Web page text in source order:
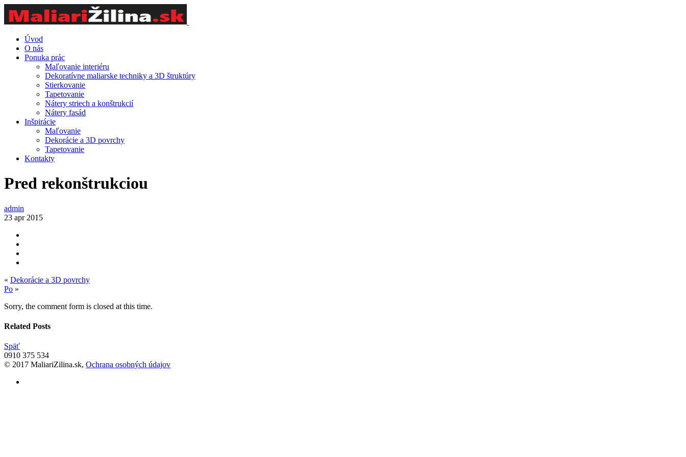
Úvod
O nás
Ponuka prác
Maľovanie interiéru
Dekoratívne maliarske techniky a 3D štruktúry
Stierkovanie
Tapetovanie
Nátery striech a konštrukcií
Nátery fasád
Inšpirácie
Maľovanie
Dekorácie a 3D povrchy
Tapetovanie
Kontakty
Pred rekonštrukciou
admin
23 apr 2015
« Dekorácie a 3D povrchy
Po »
Sorry, the comment form is closed at this time.
Related Posts
Späť
0910 375 534
© 2017 MaliariZilina.sk, Ochrana osobných údajov